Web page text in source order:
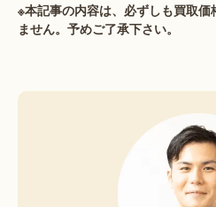
※本記事の内容は、必ずしも買取
ません。予めご了承下さい。